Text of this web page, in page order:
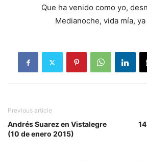
Que ha venido como yo,
Medianoche, vida mía,
Previous article
Andrés Suarez en Vistalegre
(10 de enero 2015)